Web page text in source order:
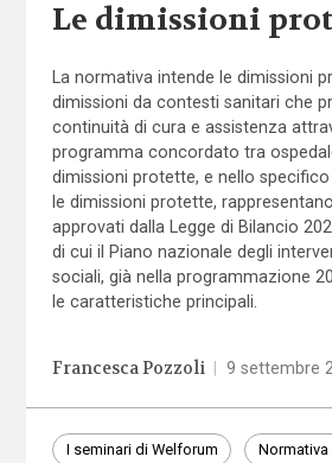
Le dimissioni
La normativa intende le dimissioni
dimissioni da contesti sanitari che
continuità di cura e assistenza
programma concordato tra
dimissioni protette, e nello
le dimissioni protette,
approvati dalla Legge di Bilancio
di cui il Piano nazionale degli
sociali, già nella programmazione
le caratteristiche principali.
Francesca Pozzoli 9 settembre
I seminari di Welforum